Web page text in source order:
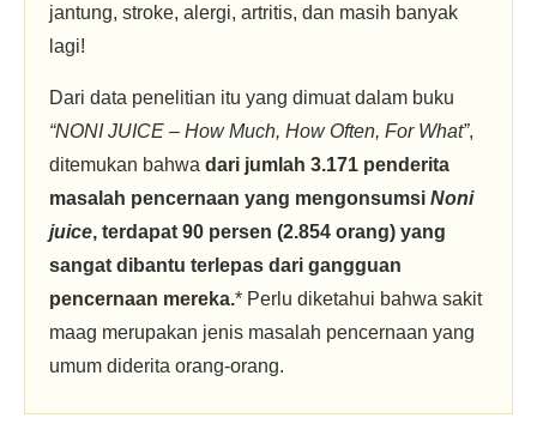
jantung, stroke, alergi, artritis, dan masih banyak
lagi!
Dari data penelitian itu yang dimuat dalam buku
“NONI JUICE – How Much, How Often, For What”,
ditemukan bahwa dari jumlah 3.171 penderita
masalah pencernaan yang mengonsumsi Noni
juice, terdapat 90 persen (2.854 orang) yang
sangat dibantu terlepas dari gangguan
pencernaan mereka.* Perlu diketahui bahwa sakit
maag merupakan jenis masalah pencernaan yang
umum diderita orang-orang.